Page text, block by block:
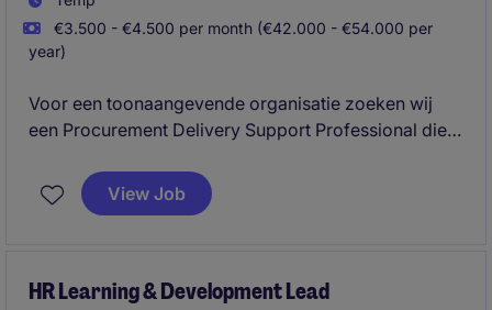
€3.500 - €4.500 per month (€42.000 - €54.000 per
year)
Voor een toonaangevende organisatie zoeken wij
een Procurement Delivery Support Professional die
voor een efficiënte afhandeling van leveranciers- en
contractgerelateerde activiteiten. Je bent de
processen soepel en compliant verlopen.
View Job
HR Learning & Development Lead